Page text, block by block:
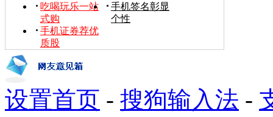
吃喝玩乐一站
式购
手机签名彰显
个性
手机证券荐优
质股
设置首页 - 搜狗输入法 -